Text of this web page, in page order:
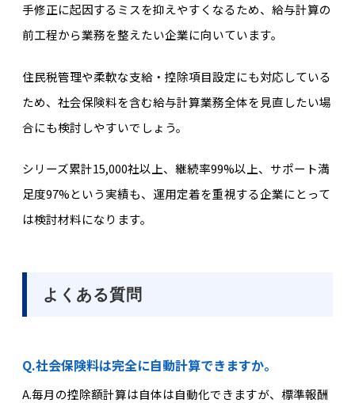
手修正に起因するミスを抑えやすくなるため、給与計算の
前工程から業務を整えたい企業に向いています。
住民税管理や柔軟な支給・控除項目設定にも対応している
ため、社会保険料を含む給与計算業務全体を見直したい場
合にも検討しやすいでしょう。
シリーズ累計15,000社以上、継続率99%以上、サポート満
足度97%という実績も、運用定着を重視する企業にとって
は検討材料になります。
よくある質問
Q.社会保険料は完全に自動計算できますか。
A.毎月の控除額計算は自体は自動化できますが、標準報酬